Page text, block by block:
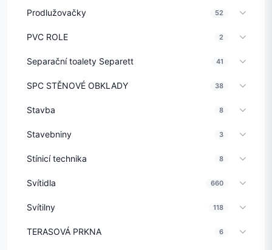
Prodlužovačky 52
PVC ROLE 2
Separační toalety Separett 41
SPC STĚNOVÉ OBKLADY 38
Stavba 8
Stavebniny 3
Stínicí technika 8
Svítidla 660
Svítilny 118
TERASOVÁ PRKNA 6